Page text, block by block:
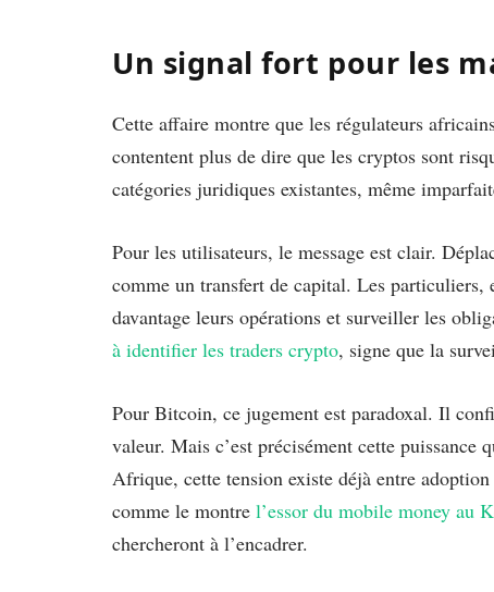
Un signal fort pour les
Cette affaire montre que les régulateurs
contentent plus de dire que les cryptos sont
catégories juridiques existantes, même
Pour les utilisateurs, le message est clair.
comme un transfert de capital. Les
davantage leurs opérations et surveiller les
à identifier les traders crypto, signe que la
Pour Bitcoin, ce jugement est paradoxal. Il
valeur. Mais c’est précisément cette
Afrique, cette tension existe déjà entre
comme le montre l’essor du mobile money au
chercheront à l’encadrer.